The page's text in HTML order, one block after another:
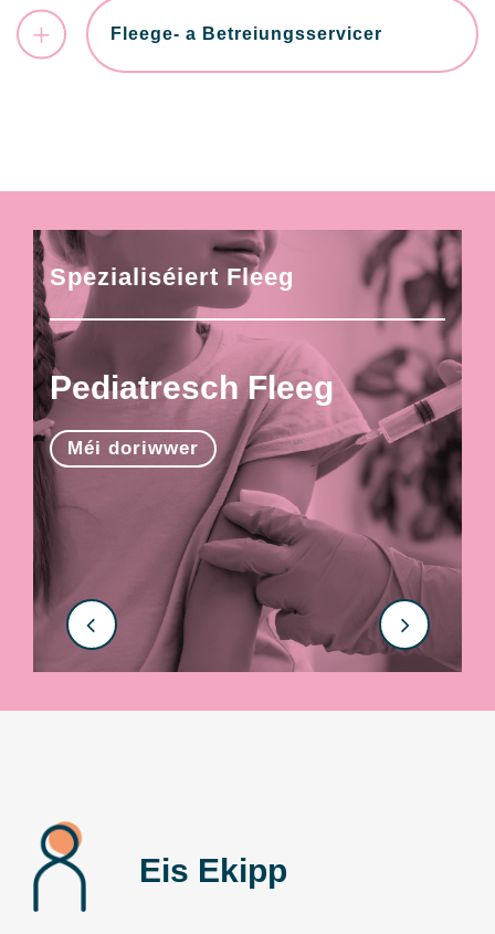
Fleege- a Betreiungsservicer
Spezialiséiert Fleeg
Pediatresch Fleeg
Méi doriwwer
Eis Ekipp